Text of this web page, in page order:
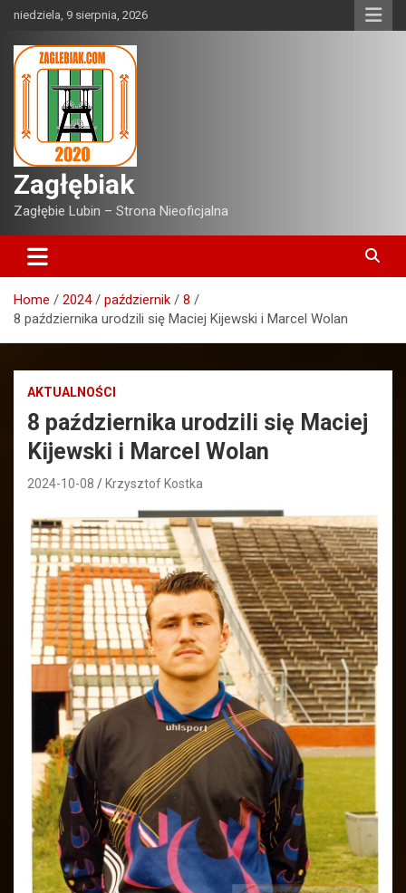
Skip
content
niedziela, 9 sierpnia, 2026
Zagłębiak
Zagłębie Lubin – Strona Nieoficjalna
Home 2024 październik
8
8 października urodzili się Maciej Kijewski i Marcel Wolan
AKTUALNOŚCI
8 października urodzili się Maciej
Kijewski i Marcel Wolan
2024-10-08 Krzysztof Kostka